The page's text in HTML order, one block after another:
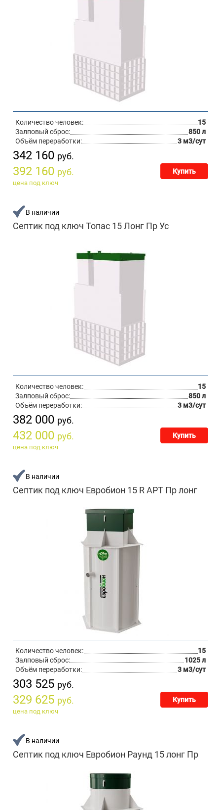
Количество человек:
15
Залповый сброс:
850 л
Объём переработки:
3 м3/сут
342 160 руб.
392 160 руб. Купить
цена под ключ
В наличии
Септик под ключ Топас 15 Лонг Пр Ус
Количество человек:
15
Залповый сброс:
850 л
Объём переработки:
3 м3/сут
382 000 руб.
432 000 руб. Купить
цена под ключ
В наличии
Септик под ключ Евробион 15 R АРТ Пр лонг
Количество человек:
15
Залповый сброс:
1025 л
Объём переработки:
3 м3/сут
303 525 руб.
329 625 руб. Купить
цена под ключ
В наличии
Септик под ключ Евробион Раунд 15 лонг Пр